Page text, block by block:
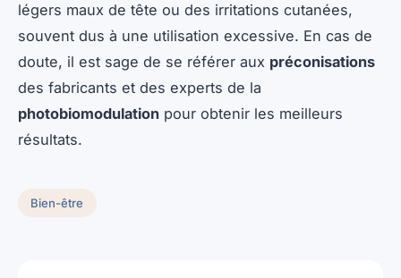
légers maux de tête ou des irritations cutanées,
souvent dus à une utilisation excessive. En cas de
doute, il est sage de se référer aux préconisations
des fabricants et des experts de la
photobiomodulation pour obtenir les meilleurs
résultats.
Bien-être